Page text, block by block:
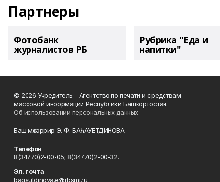
Партнеры
Фотобанк
журналистов РБ
Рубрика "Еда и
напитки"
© 2026 Учредитель - Агентство по печати и средствам
массовой информации Республики Башкортостан.
Об использовании персональных данных
Баш мөхәррир Э. Ф. БАҺАУЕТДИНОВА
Телефон
8(34770)2-00-05; 8(34770)2-00-32.
Эл. почта
bagautdinova.e@rbsmi.ru